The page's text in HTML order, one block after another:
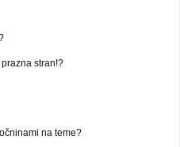
stran!?
na teme?